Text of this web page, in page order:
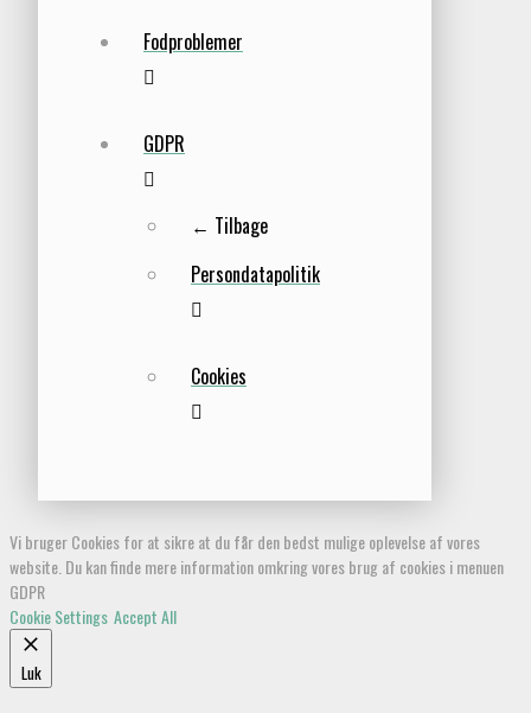
Fodproblemer
GDPR
← Tilbage
Persondatapolitik
Cookies
Vi bruger Cookies for at sikre at du får den bedst mulige oplevelse af vores
website. Du kan finde mere information omkring vores brug af cookies i menuen
GDPR
Cookie Settings Accept All
Luk